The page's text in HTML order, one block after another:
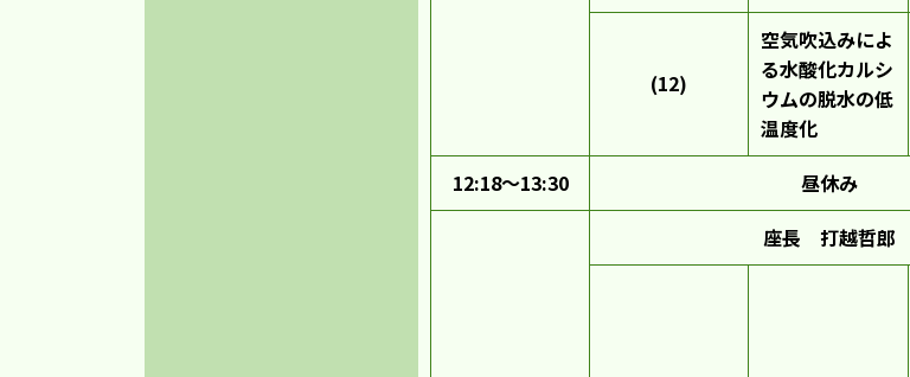
(12)
空気吹込みによ
る水酸化カルシ
ウムの脱水の低
温度化
12:18～13:30 昼休み
座長 打越哲郎